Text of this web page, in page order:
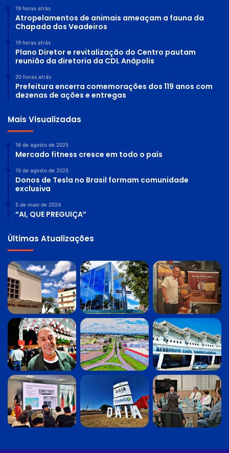
19 horas atrás
Atropelamentos de animais ameaçam a fauna da
Chapada dos Veadeiros
19 horas atrás
Plano Diretor e revitalização do Centro pautam
reunião da diretoria da CDL Anápolis
20 horas atrás
Prefeitura encerra comemorações dos 119 anos com
dezenas de ações e entregas
Mais Visualizadas
16 de agosto de 2025
Mercado fitness cresce em todo o país
15 de agosto de 2025
Donos de Tesla no Brasil formam comunidade
exclusiva
5 de maio de 2024
“AI, QUE PREGUIÇA”
Últimas Atualizações